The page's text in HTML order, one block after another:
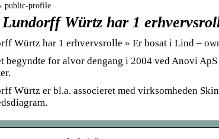
public-profile
Würtz har 1
Würtz har 1 erhvervsrolle » Er bosat i Lind –
begyndte for alvor dengang i 2004 ved Anovi
Würtz er bl.a. associeret med virksomheden